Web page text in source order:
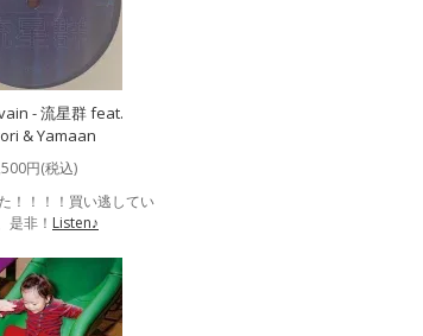
- 流星群 feat.
& Yamaan
円(税込)
！！！！買い逃してい
是非！ Listen♪